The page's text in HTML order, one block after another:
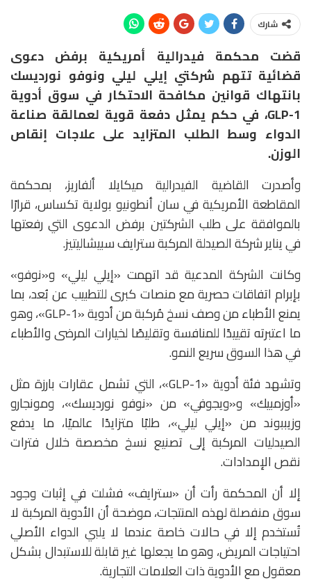
شارك
قضت محكمة فيدرالية أمريكية برفض دعوى
قضائية تتهم شركتي إيلي ليلي ونوفو نورديسك
بانتهاك قوانين مكافحة الاحتكار في سوق أدوية
GLP-1، في حكم يمثل دفعة قوية لعمالقة صناعة
الدواء وسط الطلب المتزايد على علاجات إنقاص
الوزن.
وأصدرت القاضية الفيدرالية ميكايلا ألفاريز، بمحكمة
المقاطعة الأمريكية في سان أنطونيو بولاية تكساس، قرارًا
بالموافقة على طلب الشركتين برفض الدعوى التي رفعتها
في يناير شركة الصيدلة المركبةسترايف سبيشاليتيز.
وكانت الشركة المدعية قد اتهمت «إيلي ليلي» و«نوفو»
بإبرام اتفاقات حصرية مع منصات كبرى للتطبيب عن بُعد، بما
يمنع الأطباء من وصف نسخ مُركبة من أدوية «GLP-1»، وهو
ما اعتبرته تقييدًا للمنافسة وتقليصًا لخيارات المرضى والأطباء
في هذا السوق سريع النمو.
وتشهد فئة أدوية «GLP-1»، التي تشمل عقارات بارزة مثل
«أوزمبيك» و«ويجوفي» من «نوفو نورديسك»، ومونجارو
وزيببوند من «إيلي ليلي»، طلبًا متزايدًا عالميًا، ما يدفع
الصيدليات المركبة إلى تصنيع نسخ مخصصة خلال فترات
نقص الإمدادات.
إلا أن المحكمة رأت أن «سترايف» فشلت في إثبات وجود
سوق منفصلة لهذه المنتجات، موضحة أن الأدوية المركبة لا
تُستخدم إلا في حالات خاصة عندما لا يلبي الدواء الأصلي
احتياجات المريض، وهو ما يجعلها غير قابلة للاستبدال بشكل
معقول مع الأدوية ذات العلامات التجارية.